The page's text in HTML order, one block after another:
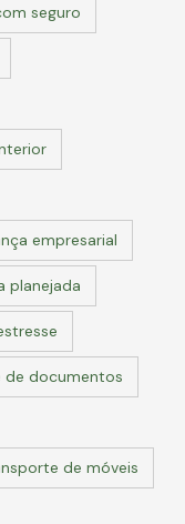
seguro
empresarial
planejada
documentos
de móveis